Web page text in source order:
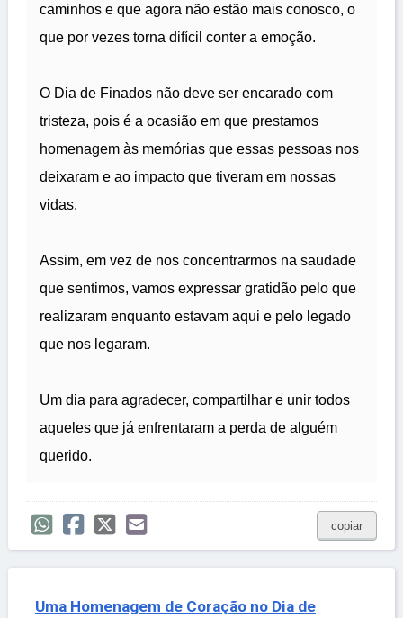
caminhos e que agora não estão mais conosco, o
que por vezes torna difícil conter a emoção.
O Dia de Finados não deve ser encarado com
tristeza, pois é a ocasião em que prestamos
homenagem às memórias que essas pessoas nos
deixaram e ao impacto que tiveram em nossas
vidas.
Assim, em vez de nos concentrarmos na saudade
que sentimos, vamos expressar gratidão pelo que
realizaram enquanto estavam aqui e pelo legado
que nos legaram.
Um dia para agradecer, compartilhar e unir todos
aqueles que já enfrentaram a perda de alguém
querido.
copiar
Uma Homenagem de Coração no Dia de